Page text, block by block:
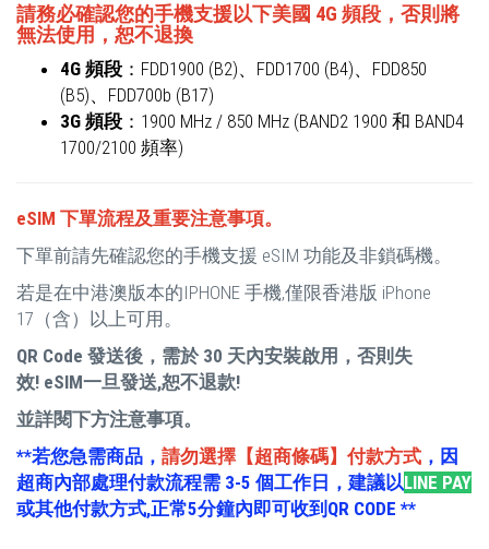
請務必確認您的手機支援以下美國 4G 頻段，否則將
無法使用，恕不退換
4G 頻段 ：FDD1900 (B2)、FDD1700 (B4)、FDD850
(B5)、FDD700b (B17)
3G 頻段 ：1900 MHz / 850 MHz (BAND2 1900 和 BAND4
1700/2100 頻率)
eSIM 下單流程及重要注意事項。
下單前請先確認您的手機支援 eSIM 功能及非鎖碼機。
若是在中港澳版本的IPHONE 手機,僅限香港版 iPhone
17（含）以上可用。
QR Code 發送後，需於 30 天內安裝啟用，否則失
效! eSIM一旦發送,恕不退款!
並詳閱下方注意事項。
**若您急需商品， 請勿選擇【超商條碼】付款方式 ，因
超商內部處理付款流程需 3-5 個工作日，建議以LINE PAY
或其他付款方式,正常5分鐘內即可收到QR CODE **